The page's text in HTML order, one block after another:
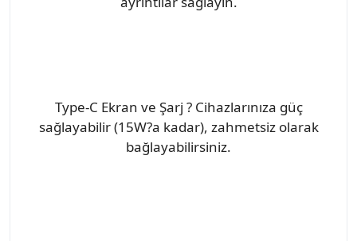
Type-C Ekran ve Şarj ? Cihazlarınıza güç
sağlayabilir (15W?a kadar), zahmetsiz olarak
bağlayabilirsiniz.